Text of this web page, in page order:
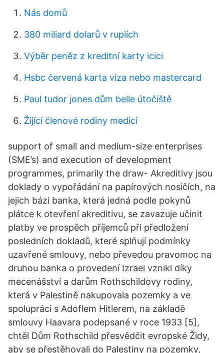
Nás domů
380 miliard dolarů v rupiích
Výběr peněz z kreditní karty icici
Hsbc červená karta víza nebo mastercard
Paul tudor jones dům belle útočiště
Žijící členové rodiny medici
support of small and medium-size enterprises
(SME’s) and execution of development
programmes, primarily the draw- Akreditivy jsou
doklady o vypořádání na papírových nosičích, na
jejich bázi banka, která jedná podle pokynů
plátce k otevření akreditivu, se zavazuje učinit
platby ve prospěch příjemců při předložení
posledních dokladů, které splňují podmínky
uzavřené smlouvy, nebo převedou pravomoc na
druhou banka o provedení Izrael vznikl díky
mecenášství a darům Rothschildovy rodiny,
která v Palestině nakupovala pozemky a ve
spolupráci s Adoflem Hitlerem, na základě
smlouvy Haavara podepsané v roce 1933 [5],
chtěl Dům Rothschild přesvědčit evropské Židy,
aby se přestěhovali do Palestiny na pozemky,